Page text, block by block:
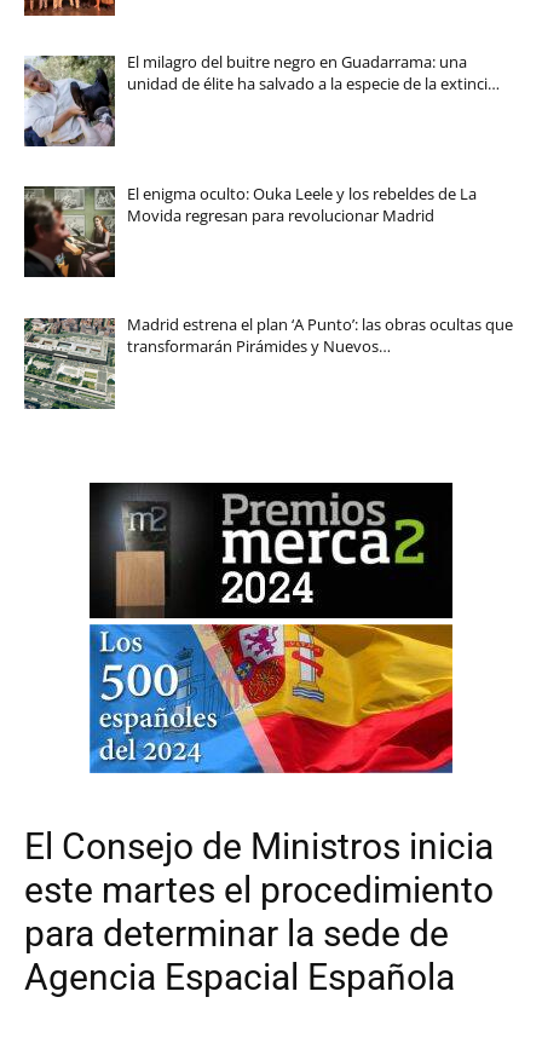
El milagro del buitre negro en Guadarrama: una
unidad de élite ha salvado a la especie de la extinci…
El enigma oculto: Ouka Leele y los rebeldes de La
Movida regresan para revolucionar Madrid
Madrid estrena el plan ‘A Punto’: las obras ocultas que
transformarán Pirámides y Nuevos…
El Consejo de Ministros inicia
este martes el procedimiento
para determinar la sede de
Agencia Espacial Española